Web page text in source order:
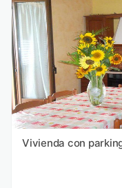
Vivienda con